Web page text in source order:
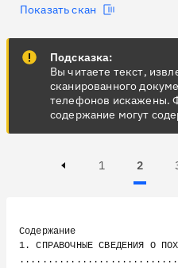
Показать скан
Подсказка:
Вы читаете текст,
сканированного
телефонов искажены.
содержание могут
Page
1 Page
2
Содержание
1. СПРАВОЧНЫЕ СВЕДЕНИЯ О